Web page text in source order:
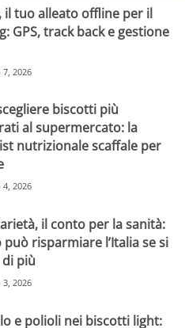
il tuo alleato offline per il
GPS, track back e gestione
2026
biscotti più
al supermercato: la
nutrizionale scaffale per
4, 2026
il conto per la sanità:
risparmiare l’Italia se si
più
3, 2026
e polioli nei biscotti light: